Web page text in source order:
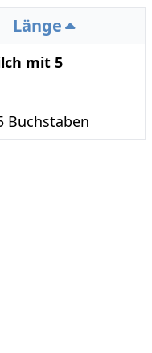
Länge
mit 5
Buchstaben